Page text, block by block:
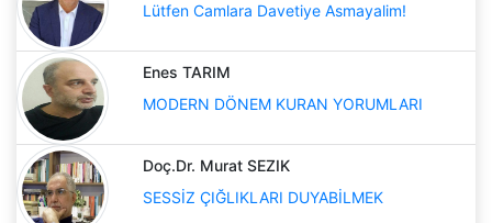
Lütfen Camlara Davetiye Asmayalim!
Enes TARIM
MODERN DÖNEM KURAN YORUMLARI
Doç.Dr. Murat SEZIK
SESSİZ ÇIĞLIKLARI DUYABİLMEK